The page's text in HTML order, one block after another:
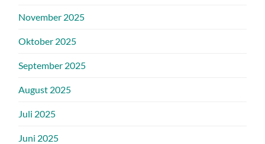
November 2025
Oktober 2025
September 2025
August 2025
Juli 2025
Juni 2025